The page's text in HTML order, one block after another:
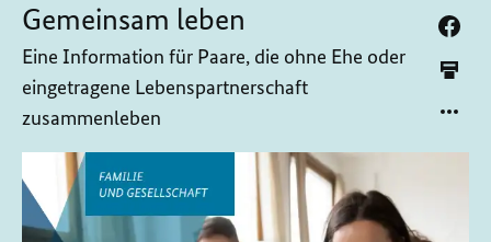
Gemeinsam leben
Eine Information für Paare, die ohne Ehe oder
eingetragene Lebenspartnerschaft
zusammenleben